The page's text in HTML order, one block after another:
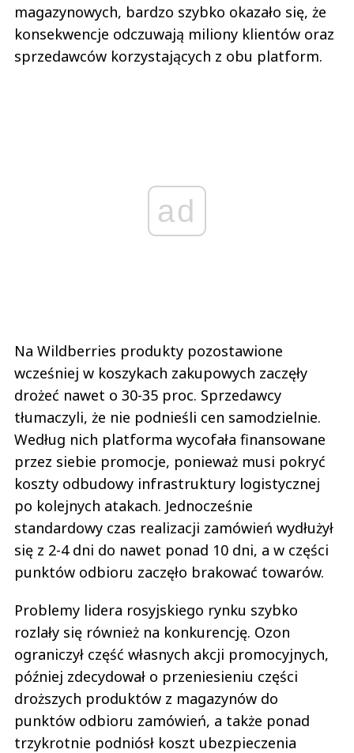
magazynowych, bardzo szybko okazało się, że
konsekwencje odczuwają miliony klientów oraz
sprzedawców korzystających z obu platform.
ad
Na Wildberries produkty pozostawione
wcześniej w koszykach zakupowych zaczęły
drożeć nawet o 30-35 proc. Sprzedawcy
tłumaczyli, że nie podnieśli cen samodzielnie.
Według nich platforma wycofała finansowane
przez siebie promocje, ponieważ musi pokryć
koszty odbudowy infrastruktury logistycznej
po kolejnych atakach. Jednocześnie
standardowy czas realizacji zamówień wydłużył
się z 2-4 dni do nawet ponad 10 dni, a w części
punktów odbioru zaczęło brakować towarów.
Problemy lidera rosyjskiego rynku szybko
rozlały się również na konkurencję. Ozon
ograniczył część własnych akcji promocyjnych,
później zdecydował o przeniesieniu części
droższych produktów z magazynów do
punktów odbioru zamówień, a także ponad
trzykrotnie podniósł koszt ubezpieczenia